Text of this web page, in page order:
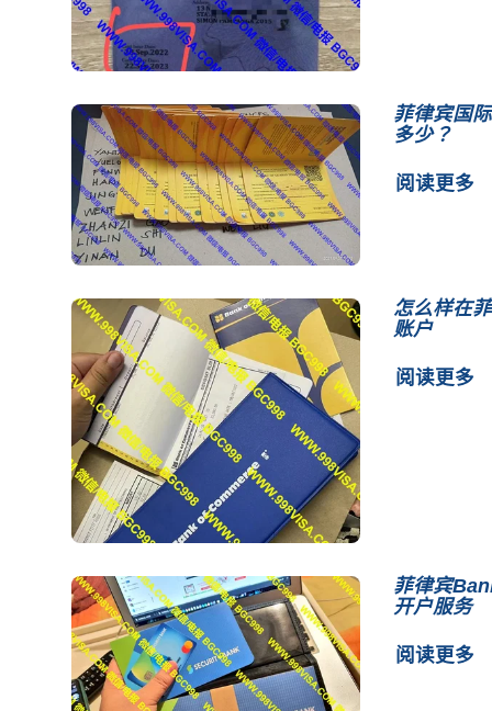
菲律宾国
多少？
阅读更多
怎么样在
账户
阅读更多
菲律宾
开户服务
阅读更多